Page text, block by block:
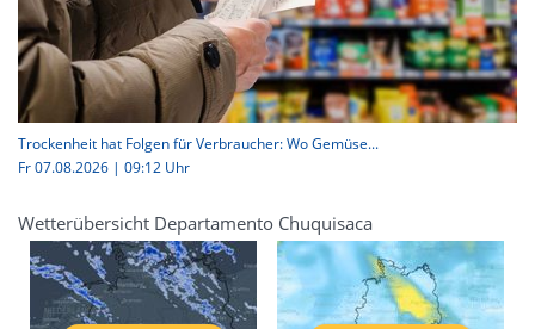
Trockenheit hat Folgen für Verbraucher: Wo Gemüse...
Fr 07.08.2026 | 09:12 Uhr
Wetterübersicht Departamento Chuquisaca